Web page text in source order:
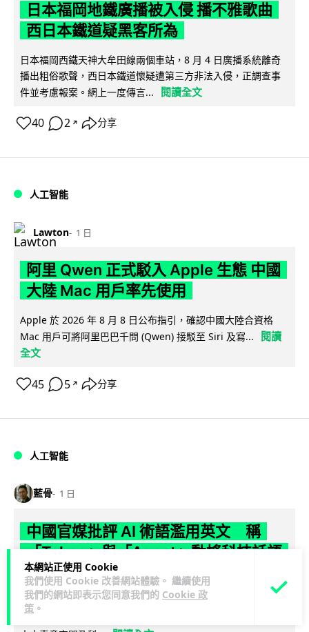
本網站正使用 Cookie
我們使用 Cookie 改善網站體驗。 繼續使用
我們的網站即表示您同意我們的 Cookie 政
策 。
日本福岡地鐵廣播被入侵 播不雅歌曲
西日本鐵道疑黑客所為
日本福岡西鐵天神大牟田線兩個車站，8 月 4 日廣播系統離奇
播出粗俗歌聲，西日本鐵道懷疑遭第三方非法入侵，正調查事
件並考慮報案。網上一度傳言...
閱讀全文
40 2 ↗ 分享
人工智能
Lawton 1 日
阿里 Qwen 正式駁入 Apple 生態 中國
大陸 Mac 用戶率先使用
Apple 於 2026 年 8 月 8 日公布指引，確認中國大陸合資格
Mac 用戶可將阿里巴巴千問 (Qwen) 接駁至 Siri 及寫...
閱讀
全文
45 5 ↗ 分享
人工智能
藍骨 1 日
中國官媒批評 AI 術語濫用英文 稱
「Token」與「Agent」動搖科技話語
權
人民網旗下評論於 8 月 6 日發表文章，批評中國廣泛使用
「Token」、「Agent」及「LLM」等英文術語，認為做法侵蝕